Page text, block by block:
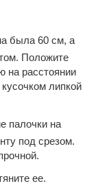
была 60 см, а
Положите
на расстоянии
липкой
палочки на
под срезом.
ее.